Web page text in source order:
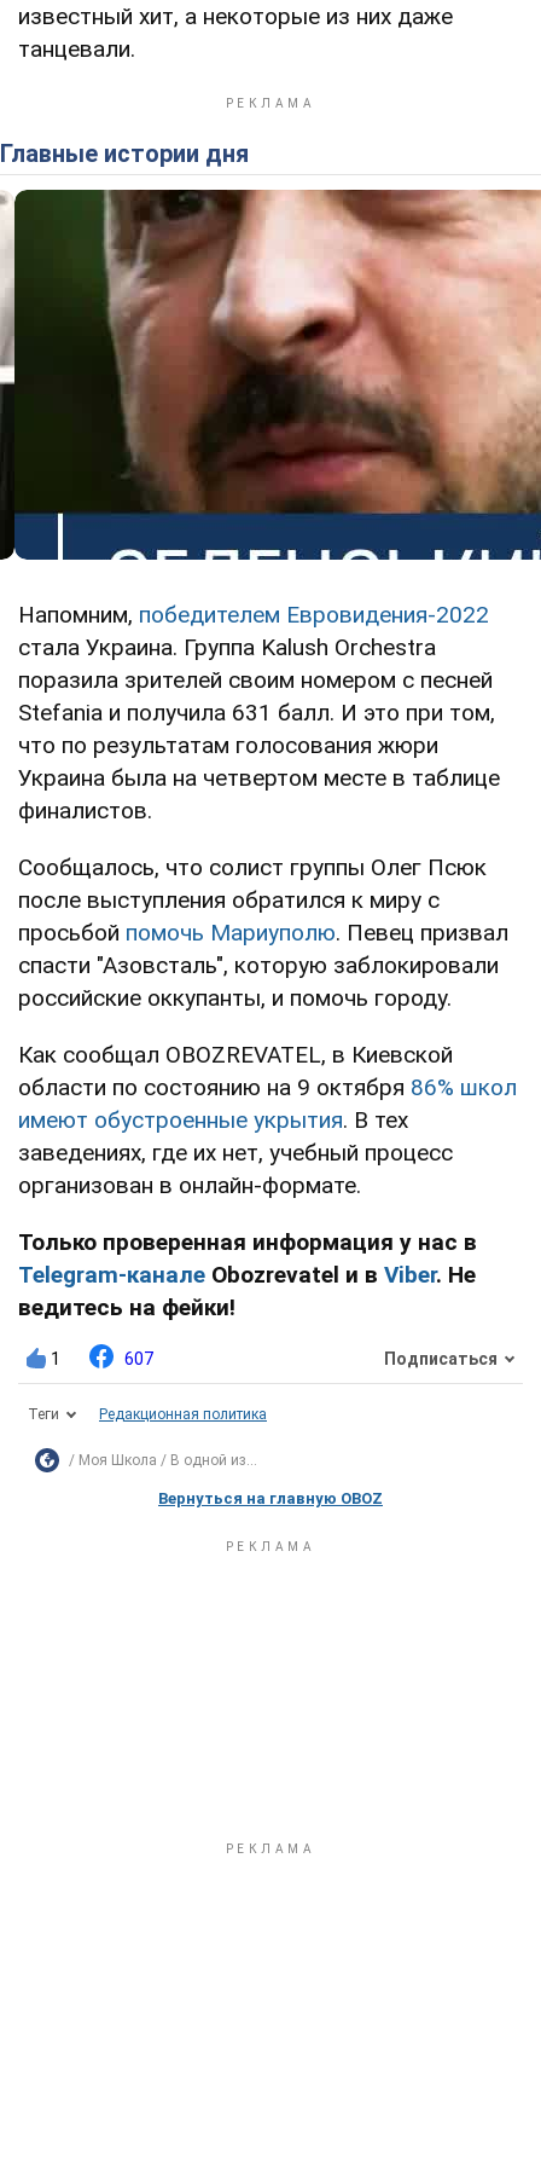
известный хит, а некоторые из них даже
танцевали.
Главные истории дня
Напомним, победителем Евровидения-2022
стала Украина. Группа Kalush Orchestra
поразила зрителей своим номером с песней
Stefania и получила 631 балл. И это при том,
что по результатам голосования жюри
Украина была на четвертом месте в таблице
финалистов.
Сообщалось, что солист группы Олег Псюк
после выступления обратился к миру с
просьбой помочь Мариуполю. Певец призвал
спасти "Азовсталь", которую заблокировали
российские оккупанты, и помочь городу.
Как сообщал OBOZREVATEL, в Киевской
области по состоянию на 9 октября 86% школ
имеют обустроенные укрытия. В тех
заведениях, где их нет, учебный процесс
организован в онлайн-формате.
Только проверенная информация у нас в
Telegram-канале Obozrevatel и в Viber. Не
ведитесь на фейки!
1 607 Подписаться
Теги Редакционная политика
Моя Школа В одной из...
Вернуться на главную OBOZ